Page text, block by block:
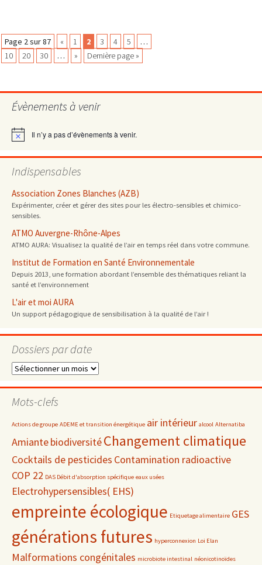
Navigation
des
articles
Page 2 sur 87 « 1 2 3 4 5
…
10
20 30 … » Dernière page »
Évènements à venir
Notice Il n’y a pas d’évènements à venir.
Indispensables
Association Zones Blanches (AZB)
Expérimenter, créer et gérer des sites pour les électro-sensibles et chimico-
sensibles.
ATMO Auvergne-Rhône-Alpes
ATMO AURA: Visualisez la qualité de l’air en temps réel dans votre commune.
Institut de Formation en Santé Environnementale
Depuis 2013, une formation abordant l’ensemble des thématiques reliant la
santé et l’environnement
L'air et moi AURA
Un support pédagogique de sensibilisation à la qualité de l’air !
Dossiers par date
Dossiers
date
Mots-clefs
Actions de groupe ADEME et transition énergétique air intérieur alcool Alternatiba
AmiantebiodiversitéChangement climatique
Cocktails de pesticides Contamination radioactive
COP 22 DAS Débit d'absorption spécifique eaux usées
Electrohypersensibles( EHS)
empreinte écologique Etiquetage alimentaire GES
générations futures hyperconnexion Loi Elan
Malformations congénitales microbiote intestinal néonicotinoïdes